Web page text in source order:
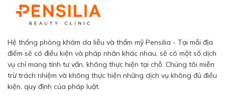
Hệ thống phòng khám da liễu và thẩm mỹ Pensilia - Tại mỗi địa
điểm sẽ có điều kiện và pháp nhân khác nhau, sẽ có một số dịch
vụ chỉ mang tính tư vấn, không thực hiện tại chỗ. Chúng tôi miễn
trừ trách nhiệm và không thực hiện những dịch vụ không đủ điều
kiện, quy định của pháp luật.